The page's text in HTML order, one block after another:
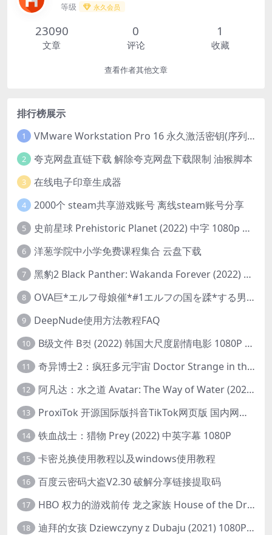
等级 永久会员
23090
文章
0
评论
1
收藏
查看作者其他文章
排行榜展示
1 VMware Workstation Pro 16 永久激活密钥(序列号)
2 夸克网盘直链下载 解除夸克网盘下载限制 油猴脚本
3 在线电子印章生成器
4 2000个 steam共享游戏账号 离线steam账号分享
5 史前星球 Prehistoric Planet (2022) 中字 1080p 高清 阿里云盘 2022.5.27已更新全集
6 洋葱学院中小学免费课程集合 云盘下载
7 黑豹2 Black Panther: Wakanda Forever (2022) 高清版
8 OVA巨*エルフ母娘催*#1エルフの国を蹂*する男。汚された女王と姫
9 DeepNude使用方法教程FAQ
10 B级文件 B컷 (2022) 韩国大尺度剧情电影 1080P 中字
11 奇异博士2：疯狂多元宇宙 Doctor Strange in the Multiverse of Madness (2022) 高清版1080p
12 阿凡达：水之道 Avatar: The Way of Water (2022) 1080p 2k 4k 中文字幕
13 ProxiTok 开源国际版抖音TikTok网页版 国内网络直连
14 铁血战士：猎物 Prey (2022) 中英字幕 1080P
15 卡密兑换使用教程以及windows使用教程
16 百度云密码大盗V2.30 破解分享链接提取码
17 HBO 权力的游戏前传 龙之家族 House of the Dragon (2022) 中字 1080P 更新4集
18 迪拜的女孩 Dziewczyny z Dubaju (2021) 1080P 中字